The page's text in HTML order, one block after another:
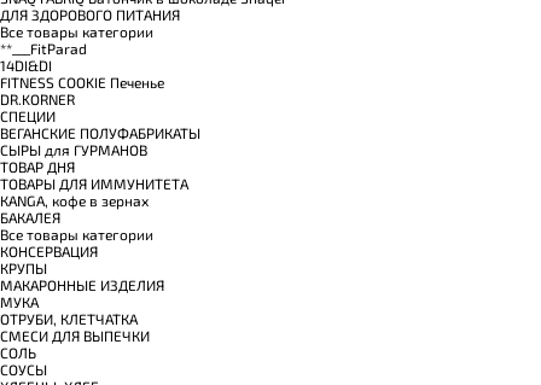
ДЛЯ ЗДОРОВОГО ПИТАНИЯ
Все товары категории
**___FitParad
14DI&DI
FITNESS COOKIE Печенье
DR.KORNER
СПЕЦИИ
ВЕГАНСКИЕ ПОЛУФАБРИКАТЫ
СЫРЫ для ГУРМАНОВ
TОВАР ДНЯ
TОВАРЫ ДЛЯ ИММУНИТЕТА
КANGA, кофе в зернах
БАКАЛЕЯ
Все товары категории
КОНСЕРВАЦИЯ
КРУПЫ
МАКАРОННЫЕ ИЗДЕЛИЯ
МУКА
ОТРУБИ, КЛЕТЧАТКА
СМЕСИ ДЛЯ ВЫПЕЧКИ
СОЛЬ
СОУСЫ